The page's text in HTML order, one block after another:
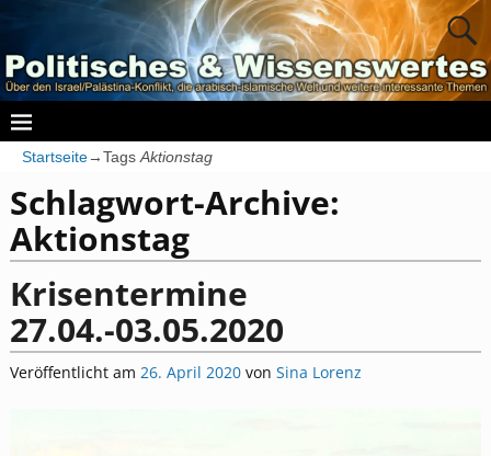
Startseite→Tags Aktionstag
Schlagwort-Archive:
Aktionstag
Krisentermine
27.04.-03.05.2020
Veröffentlicht am 26. April 2020 von Sina Lorenz